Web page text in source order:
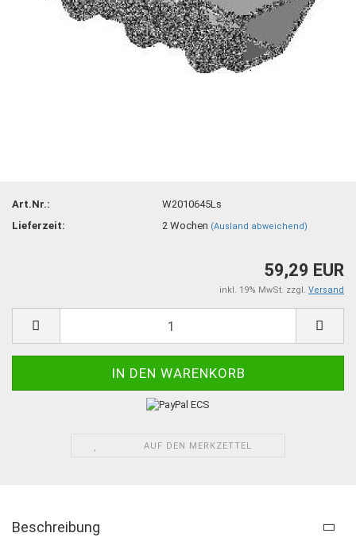
Art.Nr.:
W2010645Ls
Lieferzeit:
2 Wochen (Ausland abweichend)
59,29 EUR
inkl. 19% MwSt. zzgl. Versand
AUF DEN MERKZETTEL
Beschreibung